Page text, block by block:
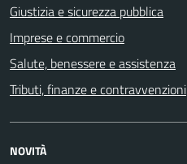
Giustizia e sicurezza pubblica
Imprese e commercio
Salute, benessere e assistenza
Tributi, finanze e contravvenzioni
NOVITÀ